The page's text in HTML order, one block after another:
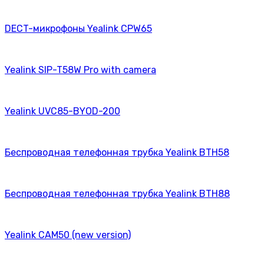
DECT-микрофоны Yealink CPW65
Yealink SIP-T58W Pro with camera
Yealink UVC85-BYOD-200
Беспроводная телефонная трубка Yealink BTH58
Беспроводная телефонная трубка Yealink BTH88
Yealink CAM50 (new version)